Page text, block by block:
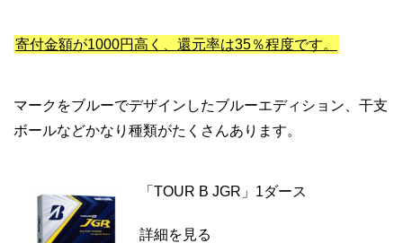
寄付金額が1000円高く、還元率は35％程度です。
マークをブルーでデザインしたブルーエディション、干支
ボールなどかなり種類がたくさんあります。
「TOUR B JGR」1ダース
詳細を見る